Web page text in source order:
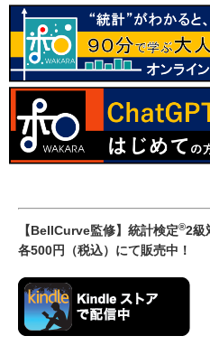
【BellCurve監修】統計検定®2級
各500円（税込）にて販売中！